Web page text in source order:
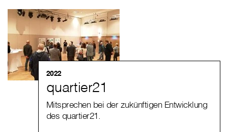
2022
quartier21
Mitsprechen bei der zukünftigen Entwicklung
des quartier21.